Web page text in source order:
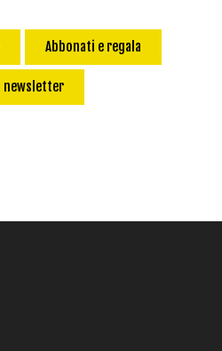
Pane
Primo
Salsa
Abbonati e regala
newsletter